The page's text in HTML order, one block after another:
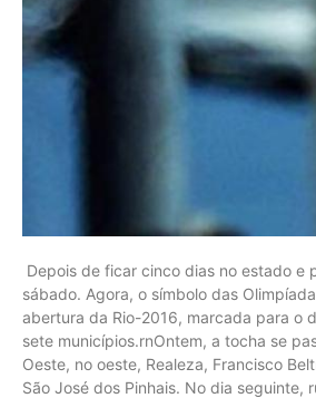
Depois de ficar cinco dias no estado e
sábado. Agora, o símbolo das
abertura da Rio-2016, marcada para o
sete municípios.rnOntem, a tocha se
Oeste, no oeste, Realeza, Francisco
São José dos Pinhais. No dia seguinte,